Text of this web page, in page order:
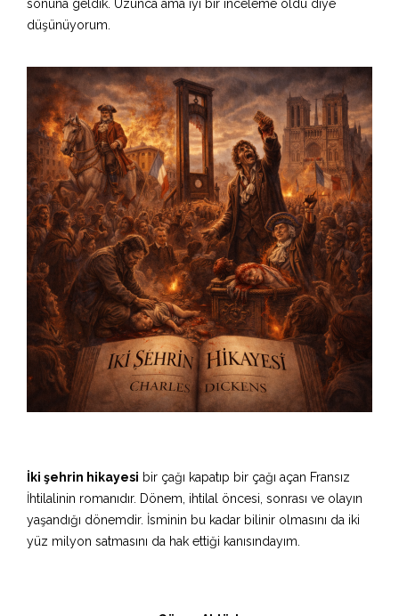
sonuna geldik. Uzunca ama iyi bir inceleme oldu diye
düşünüyorum.
İki şehrin hikayesi bir çağı kapatıp bir çağı açan Fransız
İhtilalinin romanıdır. Dönem, ihtilal öncesi, sonrası ve olayın
yaşandığı dönemdir. İsminin bu kadar bilinir olmasını da iki
yüz milyon satmasını da hak ettiği kanısındayım.